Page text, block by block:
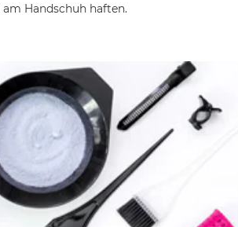
am Handschuh haften.